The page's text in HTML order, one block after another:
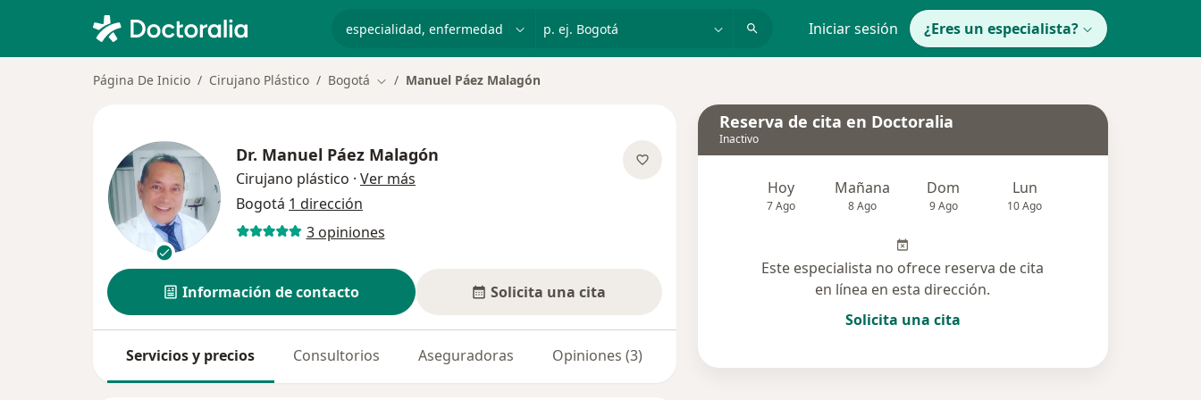
p. ej. Bogotá Iniciar sesión ¿Eres un especialista?
Página De Inicio Cirujano Plástico Bogotá Cambiar de ciudad
Manuel Páez Malagón
Dr. Manuel Páez Malagón
Cirujano plástico · Ver más
Bogotá 1 dirección
3 opiniones
Información de contacto Solicita una cita
Servicios y precios Consultorios Aseguradoras Opiniones (3)
Reserva de cita en Doctoralia
Inactivo
Hoy
7 Ago
Mañana
8 Ago
Dom
9 Ago
Lun
10 Ago
Este especialista no ofrece reserva de cita
en línea en esta dirección.
Solicita una cita